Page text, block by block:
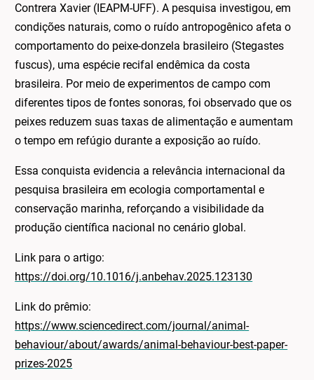
Contrera Xavier (IEAPM-UFF). A pesquisa investigou, em
condições naturais, como o ruído antropogênico afeta o
comportamento do peixe-donzela brasileiro (Stegastes
fuscus), uma espécie recifal endêmica da costa
brasileira. Por meio de experimentos de campo com
diferentes tipos de fontes sonoras, foi observado que os
peixes reduzem suas taxas de alimentação e aumentam
o tempo em refúgio durante a exposição ao ruído.
Essa conquista evidencia a relevância internacional da
pesquisa brasileira em ecologia comportamental e
conservação marinha, reforçando a visibilidade da
produção científica nacional no cenário global.
Link para o artigo:
https://doi.org/10.1016/j.anbehav.2025.123130
Link do prêmio:
https://www.sciencedirect.com/journal/animal-
behaviour/about/awards/animal-behaviour-best-paper-
prizes-2025